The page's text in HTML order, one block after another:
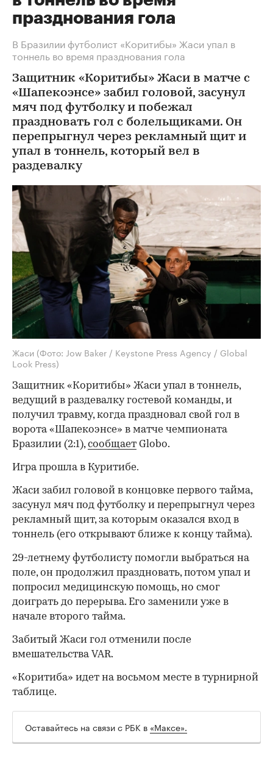
празднования гола
В Бразилии футболист «Коритибы» Жаси упал в
тоннель во время празднования гола
Защитник «Коритибы» Жаси в матче с
«Шапекоэнсе» забил головой, засунул
мяч под футболку и побежал
праздновать гол с болельщиками. Он
перепрыгнул через рекламный щит и
упал в тоннель, который вел в
раздевалку
Жаси (Фото: Jow Baker / Keystone Press Agency / Global
Look Press)
Защитник «Коритибы» Жаси упал в тоннель,
ведущий в раздевалку гостевой команды, и
получил травму, когда праздновал свой гол в
ворота «Шапекоэнсе» в матче чемпионата
Бразилии (2:1),сообщает Globo.
Игра прошла в Куритибе.
Жаси забил головой в концовке первого тайма,
засунул мяч под футболку и перепрыгнул через
рекламный щит, за которым оказался вход в
тоннель (его открывают ближе к концу тайма).
00:00 / 00:00
29-летнему футболисту помогли выбраться на
поле, он продолжил праздновать, потом упал и
попросил медицинскую помощь, но смог
доиграть до перерыва. Его заменили уже в
начале второго тайма.
Забитый Жаси гол отменили после
вмешательства VAR.
«Коритиба» идет на восьмом месте в турнирной
таблице.
Оставайтесь на связи с РБК в «Максе».